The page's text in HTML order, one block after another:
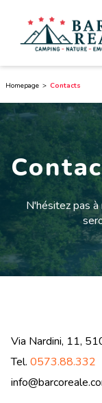
Homepage Contacts
N'hésitez pas
Via Nardini, 11,
Tel. 0573.88.332